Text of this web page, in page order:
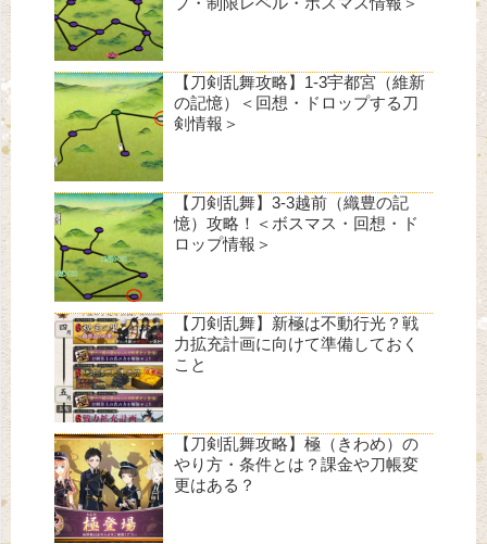
【刀剣乱舞攻略】1-3宇都宮（維新
の記憶）＜回想・ドロップする刀
剣情報＞
【刀剣乱舞】3-3越前（織豊の記
憶）攻略！＜ボスマス・回想・ド
ロップ情報＞
【刀剣乱舞】新極は不動行光？戦
力拡充計画に向けて準備しておく
こと
【刀剣乱舞攻略】極（きわめ）の
やり方・条件とは？課金や刀帳変
更はある？